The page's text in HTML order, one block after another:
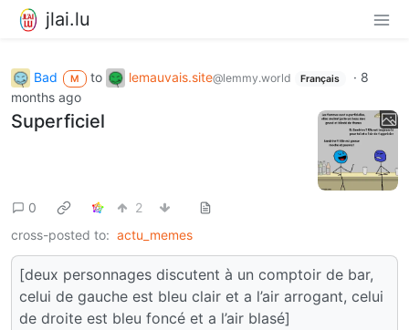
jlai.lu
Bad M to lemauvais.site@lemmy.world Français · 8
months ago
Superficiel
0
2
cross-posted to: actu_memes
[deux personnages discutent à un comptoir de bar,
celui de gauche est bleu clair et a l’air arrogant, celui
de droite est bleu foncé et a l’air blasé]